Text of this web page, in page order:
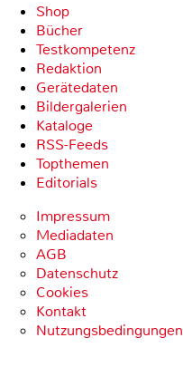
Shop
Bücher
Testkompetenz
Redaktion
Gerätedaten
Bildergalerien
Kataloge
RSS-Feeds
Topthemen
Editorials
Impressum
Mediadaten
AGB
Datenschutz
Cookies
Kontakt
Nutzungsbedingungen